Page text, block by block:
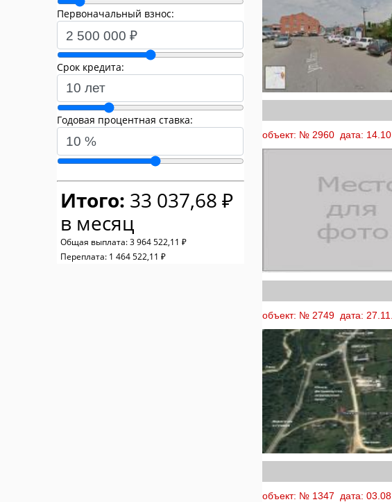
объект: № 2960 дата:
объект: № 2749 дата:
объект: № 1347 дата:
Первоначальный взнос:
Срок кредита:
Годовая процентная ставка:
Итого: 33 037,68 ₽
в месяц
Общая выплата: 3 964 522,11 ₽
Переплата: 1 464 522,11 ₽